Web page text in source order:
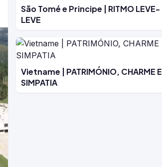
São Tomé e Principe | RITMO LEVE-
LEVE
Vietname | PATRIMÓNIO, CHARME E
SIMPATIA